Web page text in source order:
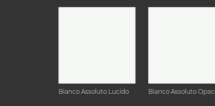
Bianco Assoluto Lucido Bianco Assoluto